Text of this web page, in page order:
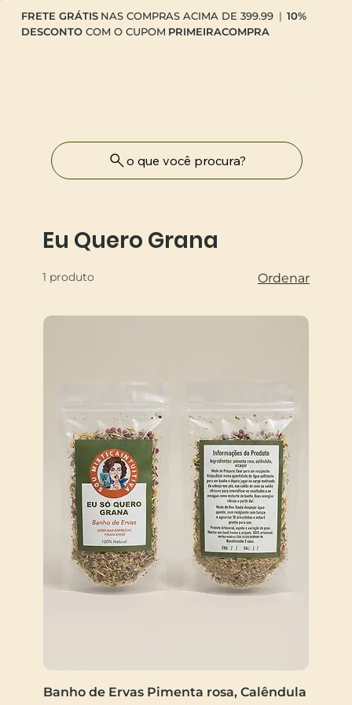
FRETE GRÁTIS NAS COMPRAS ACIMA DE 399.99 |10%
DESCONTOCOM O CUPOM PRIMEIRACOMPRA
o que você procura?
Eu Quero Grana
1 produto Ordenar
Banho de Ervas Pimenta rosa, Calêndula